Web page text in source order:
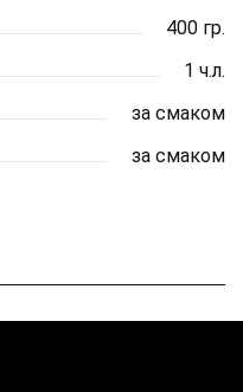
400 гр.
1 ч.л.
за смаком
за смаком